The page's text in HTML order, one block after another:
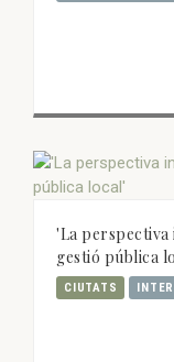
'La
gestió pública
CIUTATS